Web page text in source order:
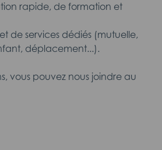
rapide, de formation et
de services dédiés (mutuelle,
déplacement...).
vous pouvez nous joindre au